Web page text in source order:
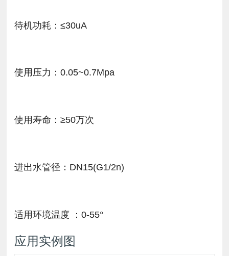
待机功耗：≤30uA
使用压力：0.05~0.7Mpa
使用寿命：≥50万次
进出水管径：DN15(G1/2n)
适用环境温度 ：0-55°
应用实例图